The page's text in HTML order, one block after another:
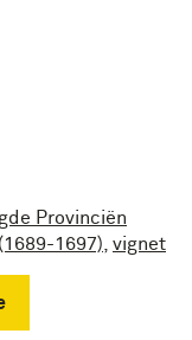
Provinciën
1697) vignet